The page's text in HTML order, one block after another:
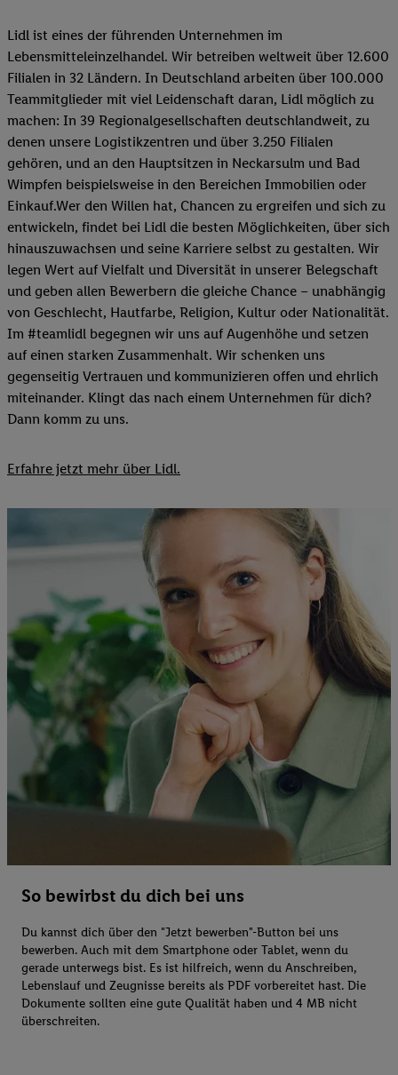
Lidl ist eines der führenden Unternehmen im
Lebensmitteleinzelhandel. Wir betreiben weltweit über 12.600
Filialen in 32 Ländern. In Deutschland arbeiten über 100.000
Teammitglieder mit viel Leidenschaft daran, Lidl möglich zu
machen: In 39 Regionalgesellschaften deutschlandweit, zu
denen unsere Logistikzentren und über 3.250 Filialen
gehören, und an den Hauptsitzen in Neckarsulm und Bad
Wimpfen beispielsweise in den Bereichen Immobilien oder
Einkauf.Wer den Willen hat, Chancen zu ergreifen und sich zu
entwickeln, findet bei Lidl die besten Möglichkeiten, über sich
hinauszuwachsen und seine Karriere selbst zu gestalten. Wir
legen Wert auf Vielfalt und Diversität in unserer Belegschaft
und geben allen Bewerbern die gleiche Chance – unabhängig
von Geschlecht, Hautfarbe, Religion, Kultur oder Nationalität.
Im #teamlidl begegnen wir uns auf Augenhöhe und setzen
auf einen starken Zusammenhalt. Wir schenken uns
gegenseitig Vertrauen und kommunizieren offen und ehrlich
miteinander. Klingt das nach einem Unternehmen für dich?
Dann komm zu uns.​
Erfahre jetzt mehr über Lidl.
So bewirbst du dich bei uns
Du kannst dich über den "Jetzt bewerben"-Button bei uns
bewerben. Auch mit dem Smartphone oder Tablet, wenn du
gerade unterwegs bist. Es ist hilfreich, wenn du Anschreiben,
Lebenslauf und Zeugnisse bereits als PDF vorbereitet hast. Die
Dokumente sollten eine gute Qualität haben und 4 MB nicht
überschreiten.